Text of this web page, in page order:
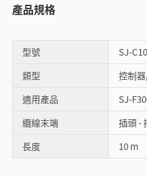
產品規格
型號
SJ-
類型
控制
適用產品
SJ-
纜線末端
插頭 -
長度
10 m